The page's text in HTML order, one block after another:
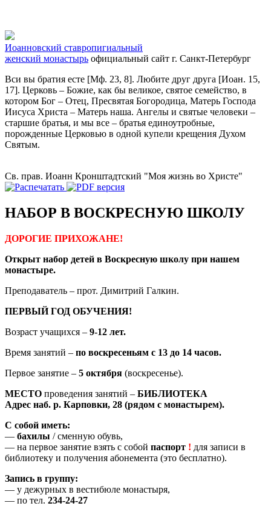
Иоанновский ставропигиальный
женский монастырь официальный сайт г. Санкт-Петербург
Вси вы братия есте [Мф. 23, 8]. Любите друг друга [Иоан. 15,
17]. Церковь – Божие, как бы великое, святое семейство, в
котором Бог – Отец, Пресвятая Богородица, Матерь Господа
Иисуса Христа – Матерь наша. Ангелы и святые человеки –
старшие братья, и мы все – братья единоутробные,
порожденные Церковью в одной купели крещения Духом
Святым.
Св. прав. Иоанн Кронштадтский "Моя жизнь во Христе"
НАБОР В ВОСКРЕСНУЮ ШКОЛУ
ДОРОГИЕ ПРИХОЖАНЕ!
Открыт набор детей в Воскресную школу при нашем
монастыре.
Преподаватель – прот. Димитрий Галкин.
ПЕРВЫЙ ГОД ОБУЧЕНИЯ!
Возраст учащихся – 9-12 лет.
Время занятий – по воскресеньям с 13 до 14 часов.
Первое занятие – 5 октября (воскресенье).
МЕСТО проведения занятий – БИБЛИОТЕКА
Адрес наб. р. Карповки, 28 (рядом с монастырем).
С собой иметь:
— бахилы / сменную обувь,
— на первое занятие взять с собой паспорт ! для записи в
библиотеку и получения абонемента (это бесплатно).
Запись в группу:
— у дежурных в вестибюле монастыря,
— по тел. 234-24-27